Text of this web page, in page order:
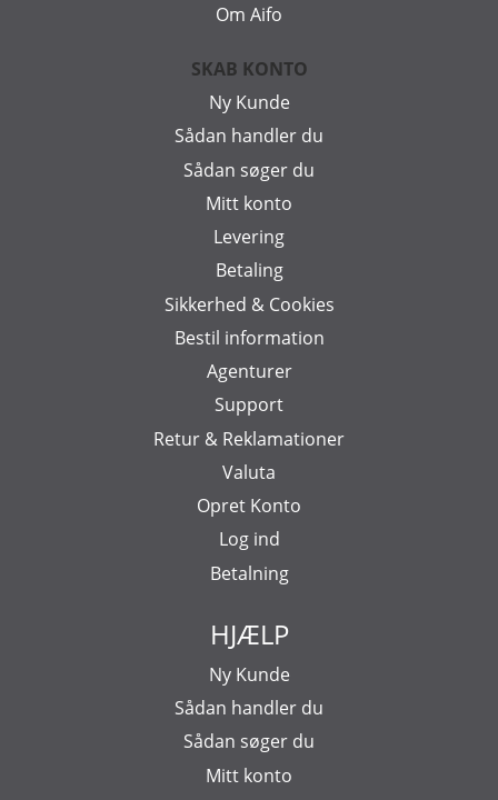
Om Aifo
SKAB KONTO
Ny Kunde
Sådan handler du
Sådan søger du
Mitt konto
Levering
Betaling
Sikkerhed & Cookies
Bestil information
Agenturer
Support
Retur & Reklamationer
Valuta
Opret Konto
Log ind
Betalning
HJÆLP
Ny Kunde
Sådan handler du
Sådan søger du
Mitt konto